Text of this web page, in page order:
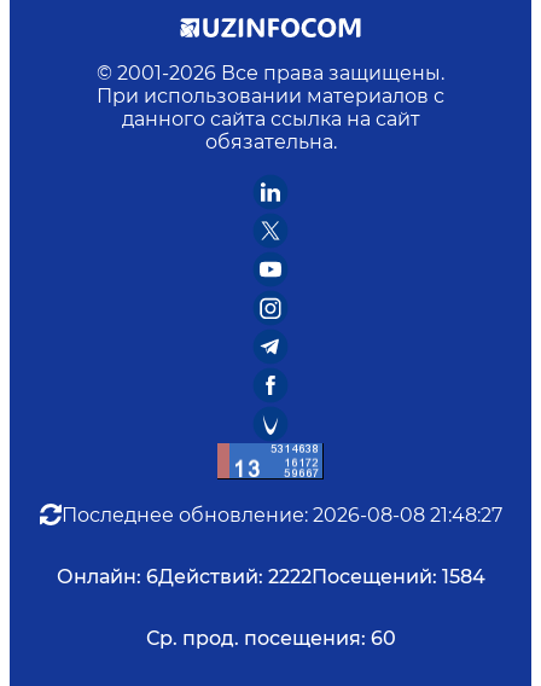
© 2001-2026 Все права защищены.
При использовании материалов с
данного сайта ссылка на сайт
обязательна.
Последнее обновление: 2026-08-08 21:48:27
Онлайн: 6Действий: 2222Посещений: 1584
Ср. прод. посещения: 60